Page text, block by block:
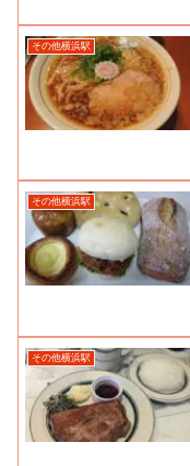
その他横浜駅
その他横浜駅
その他横浜駅